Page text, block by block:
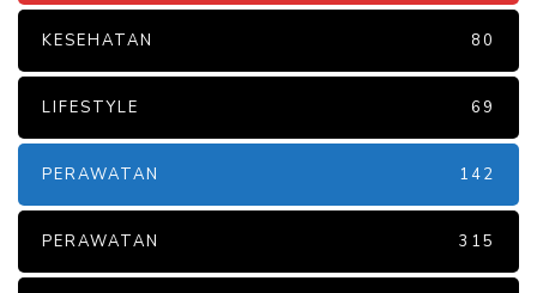
KESEHATAN 80
LIFESTYLE 69
PERAWATAN 142
PERAWATAN 315